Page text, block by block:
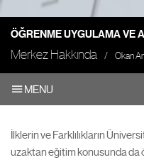
ÖĞRENME UYGULAMA VE
Merkez Hakkında Okan
MENU
İlklerin ve Farklılıkların
uzaktan eğitim konusunda da